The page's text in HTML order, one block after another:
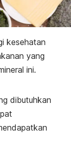
kesehatan
yang
ini.
dibutuhkan